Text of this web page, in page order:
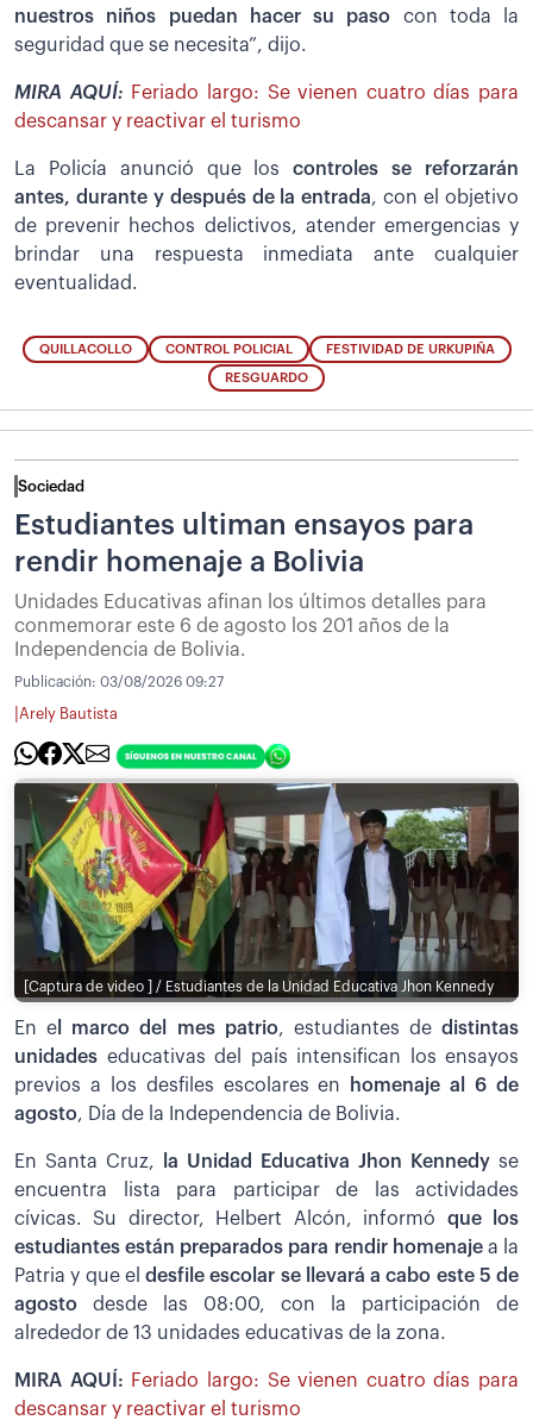
nuestros niños puedan hacer su paso con toda la
seguridad que se necesita”, dijo.
MIRA AQUÍ: Feriado largo: Se vienen cuatro días para
descansar y reactivar el turismo
La Policía anunció que loscontroles se reforzarán
antes, durante y después de la entrada, con el objetivo
de prevenir hechos delictivos, atender emergencias y
brindar una respuesta inmediata ante cualquier
eventualidad.
QUILLACOLLO CONTROL POLICIAL FESTIVIDAD DE URKUPIÑA
RESGUARDO
Sociedad
Estudiantes ultiman ensayos para
rendir homenaje a Bolivia
Unidades Educativas afinan los últimos detalles para
conmemorar este 6 de agosto los 201 años de la
Independencia de Bolivia.
Publicación: 03/08/2026 09:27
Arely Bautista
[Captura de video ] / Estudiantes de la Unidad Educativa Jhon Kennedy
En e l marco del mes patrio, estudiantes de distintas
unidades educativas del país intensifican los ensayos
previos a los desfiles escolares en
homenaje al 6 de
agosto, Día de la Independencia de Bolivia.
En Santa Cruz, la Unidad Educativa Jhon Kennedy se
encuentra lista para participar de las actividades
cívicas. Su director, Helbert Alcón, informó que los
estudiantes están preparados para rendir homenaje a la
Patria y que el desfile escolar se llevará a cabo este 5 de
agosto desde las 08:00, con la participación de
alrededor de 13 unidades educativas de la zona.
MIRA AQUÍ: Feriado largo: Se vienen cuatro días para
descansar y reactivar el turismo